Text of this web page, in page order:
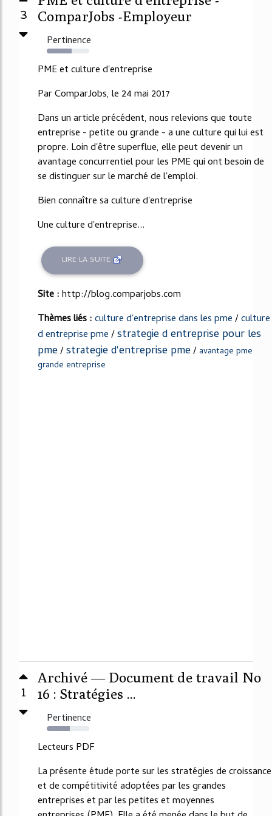
3
ComparJobs -Employeur
Pertinence
58%
PME et culture d'entreprise
Par ComparJobs, le 24 mai 2017
Dans un article précédent, nous relevions que toute
entreprise - petite ou grande - a une culture qui lui est
propre. Loin d'être superflue, elle peut devenir un
avantage concurrentiel pour les PME qui ont besoin de
se distinguer sur le marché de l'emploi.
Bien connaître sa culture d'entreprise
Une culture d'entreprise...
LIRE LA SUITE
Site :http://blog.comparjobs.com
Thèmes liés :culture d'entreprise dans les pme/culture
d entreprise pme/strategie d entreprise pour les
pme/strategie d'entreprise pme/avantage pme
grande entreprise
1
Archivé — Document de travail No
16 : Stratégies ...
Pertinence
54%
Lecteurs PDF
La présente étude porte sur les stratégies de croissance
et de compétitivité adoptées par les grandes
entreprises et par les petites et moyennes